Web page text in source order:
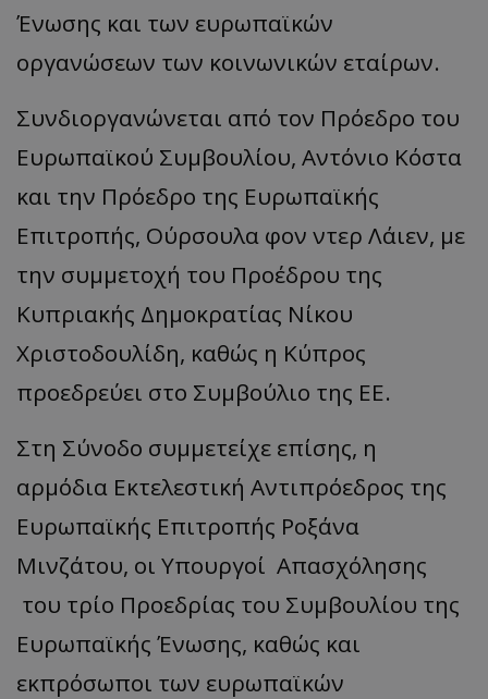
Ένωσης και των ευρωπαϊκών
οργανώσεων των κοινωνικών εταίρων.
Συνδιοργανώνεται από τον Πρόεδρο του
Ευρωπαϊκού Συμβουλίου, Αντόνιο Κόστα
και την Πρόεδρο της Ευρωπαϊκής
Επιτροπής, Ούρσουλα φον ντερ Λάιεν, με
την συμμετοχή του Προέδρου της
Κυπριακής Δημοκρατίας Νίκου
Χριστοδουλίδη, καθώς η Κύπρος
προεδρεύει στο Συμβούλιο της ΕΕ.
Στη Σύνοδο συμμετείχε επίσης, η
αρμόδια Εκτελεστική Αντιπρόεδρος της
Ευρωπαϊκής Επιτροπής Ροξάνα
Μινζάτου, οι Υπουργοί Απασχόλησης
του τρίο Προεδρίας του Συμβουλίου της
Ευρωπαϊκής Ένωσης, καθώς και
εκπρόσωποι των ευρωπαϊκών